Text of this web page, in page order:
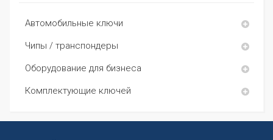
Автомобильные ключи
Чипы / транспондеры
Оборудование для бизнеса
Комплектующие ключей